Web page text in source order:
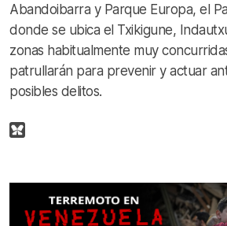
Abandoibarra y Parque Europa, el
donde se ubica el Txikigune,
zonas habitualmente muy
patrullarán para prevenir y actuar
posibles delitos.